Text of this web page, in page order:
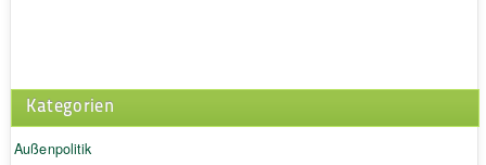
Kategorien
Außenpolitik